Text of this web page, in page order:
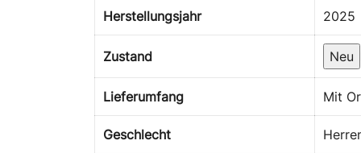
Herstellungsjahr 2025
Zustand Neu
Lieferumfang Mit
Geschlecht